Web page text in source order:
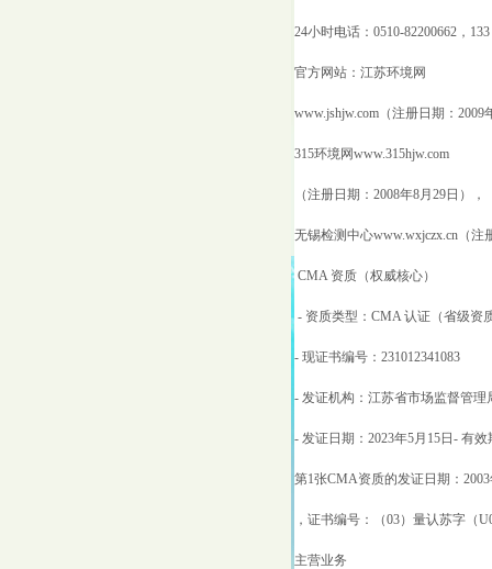
24小时电话：0510-82200662，
官方网站：江苏环境网
www.jshjw.com（注册日期：2009
315环境网www.315hjw.com
（注册日期：2008年8月29日），
无锡检测中心www.wxjczx.cn（注
CMA 资质（权威核心）
- 资质类型：CMA 认证（省级资
- 现证书编号：231012341083
- 发证机构：江苏省市场监督管理
- 发证日期：2023年5月15日- 有效
第1张CMA资质的发证日期：
，证书编号：（03）量认苏字（
主营业务